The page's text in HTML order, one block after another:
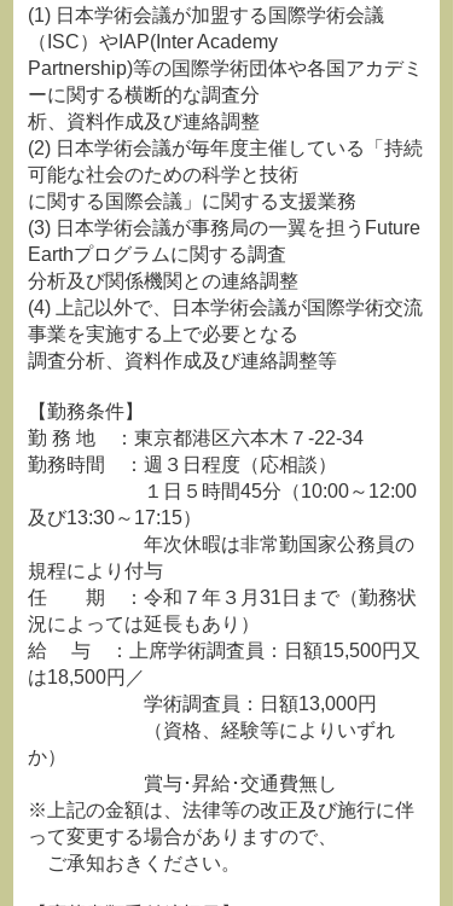
(1) 日本学術会議が加盟する国際学術会議
（ISC）やIAP(Inter Academy
Partnership)等の国際学術団体や各国アカデミ
ーに関する横断的な調査分
析、資料作成及び連絡調整
(2) 日本学術会議が毎年度主催している「持続
可能な社会のための科学と技術
に関する国際会議」に関する支援業務
(3) 日本学術会議が事務局の一翼を担うFuture
Earthプログラムに関する調査
分析及び関係機関との連絡調整
(4) 上記以外で、日本学術会議が国際学術交流
事業を実施する上で必要となる
調査分析、資料作成及び連絡調整等
【勤務条件】
勤 務 地 ：東京都港区六本木７-22-34
勤務時間 ：週３日程度（応相談）
１日５時間45分（10:00～12:00
及び13:30～17:15）
年次休暇は非常勤国家公務員の
規程により付与
任 期 ：令和７年３月31日まで（勤務状
況によっては延長もあり）
給 与 ：上席学術調査員：日額15,500円又
は18,500円／
学術調査員：日額13,000円
（資格、経験等によりいずれ
か）
賞与･昇給･交通費無し
※上記の金額は、法律等の改正及び施行に伴
って変更する場合がありますので、
ご承知おきください。